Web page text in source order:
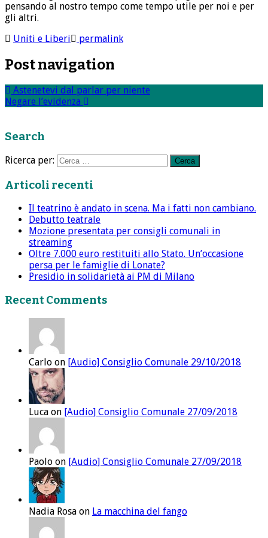
pensando al nostro tempo come tempo utile per noi e per
gli altri.
Uniti e Liberi
permalink
Post navigation
Astenetevi dal parlar per niente
Negare l’evidenza
Search
Ricerca per:
Articoli recenti
Il teatrino è andato in scena. Ma i fatti non cambiano.
Debutto teatrale
Mozione presentata per consigli comunali in
streaming
Oltre 7.000 euro restituiti allo Stato. Un’occasione
persa per le famiglie di Lonate?
Presidio in solidarietà ai PM di Milano
Recent Comments
Carlo on [Audio] Consiglio Comunale 29/10/2018
Luca on [Audio] Consiglio Comunale 27/09/2018
Paolo on [Audio] Consiglio Comunale 27/09/2018
Nadia Rosa on La macchina del fango